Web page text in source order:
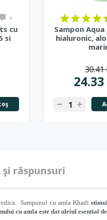
0
cu
si
Sampon
hialuronic,
30.41
răspunsuri
Samponul cu amla Khadi
cu amla este dat uleiul esential